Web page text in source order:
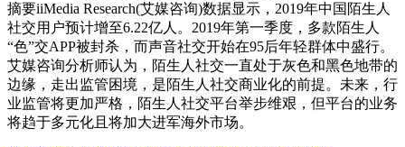
摘要iiMedia Research(艾媒咨询)数据显示，2019年中国陌生人
社交用户预计增至6.22亿人。2019年第一季度，多款陌生人
“色”交APP被封杀，而声音社交开始在95后年轻群体中盛行。
艾媒咨询分析师认为，陌生人社交一直处于灰色和黑色地带的
边缘，走出监管困境，是陌生人社交商业化的前提。未来，行
业监管将更加严格，陌生人社交平台举步维艰，但平台的业务
将趋于多元化且将加大进军海外市场。